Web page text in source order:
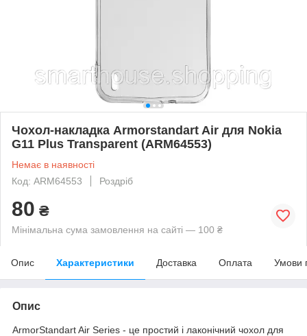
Чохол-накладка Armorstandart Air для Nokia
G11 Plus Transparent (ARM64553)
Немає в наявності
Код: ARM64553
Роздріб
80 ₴
Мінімальна сума замовлення на сайті — 100 ₴
Опис Характеристики Доставка Оплата Умови
Опис
ArmorStandart Air Series - це простий і лаконічний чохол для